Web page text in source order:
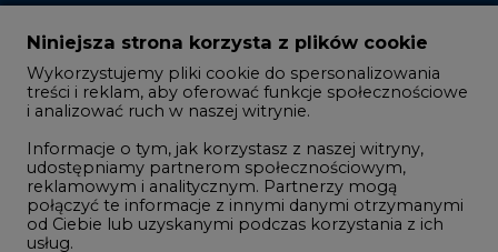
Zmiany kadrowe na rynku
Studio CIRE
Rozmowy o energetyce
Gospodarka
Geopolityka
LTE450
Niniejsza strona korzysta z plików cookie
Wykorzystujemy pliki cookie do spersonalizowania
treści i reklam, aby oferować funkcje społecznościowe
i analizować ruch w naszej witrynie.
Informacje o tym, jak korzystasz z naszej witryny,
udostępniamy partnerom społecznościowym,
reklamowym i analitycznym. Partnerzy mogą
połączyć te informacje z innymi danymi otrzymanymi
od Ciebie lub uzyskanymi podczas korzystania z ich
usług.